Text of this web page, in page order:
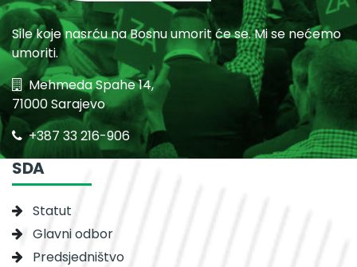
Sile koje nasrću na Bosnu umorit će se. Mi se nećemo
umoriti.
Mehmeda Spahe 14,
71000 Sarajevo
+387 33 216-906
SDA
Statut
Glavni odbor
Predsjedništvo